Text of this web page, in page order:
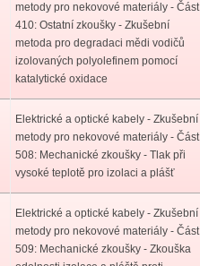
metody pro nekovové materiály - Část
410: Ostatní zkoušky - Zkušební
metoda pro degradaci mědi vodičů
izolovaných polyolefinem pomocí
katalytické oxidace
Elektrické a optické kabely - Zkušební
metody pro nekovové materiály - Část
508: Mechanické zkoušky - Tlak při
vysoké teplotě pro izolaci a plášť
Elektrické a optické kabely - Zkušební
metody pro nekovové materiály - Část
509: Mechanické zkoušky - Zkouška